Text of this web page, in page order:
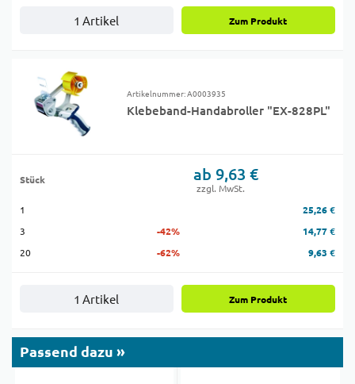
1 Artikel Zum Produkt
Artikelnummer: A0003935
Klebeband-Handabroller "EX-828PL"
Stück ab 9,63 €
zzgl. MwSt.
1
25,26 €
3
-42%
14,77 €
20
-62% 9,63 €
1 Artikel Zum Produkt
Passend dazu »